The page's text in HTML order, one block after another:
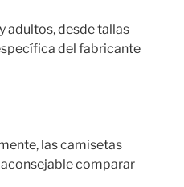
adultos, desde tallas
del fabricante
las camisetas
comparar